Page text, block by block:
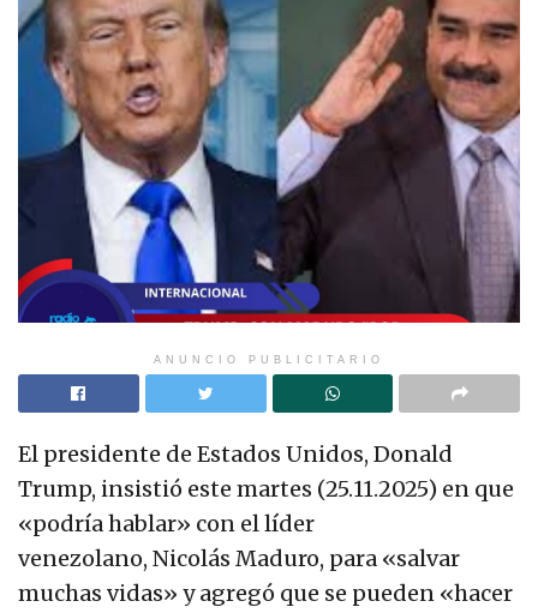
ANUNCIO PUBLICITARIO
El presidente de Estados Unidos, Donald
Trump, insistió este martes (25.11.2025) en que
«podría hablar» con el líder
venezolano, Nicolás Maduro, para «salvar
muchas vidas» y agregó que se pueden «hacer